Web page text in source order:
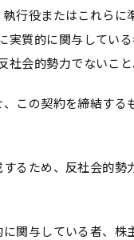
行役またはこれらに
実質的に関与してい
会的勢力でないこと
この契約を締結する
るため、反社会的勢
関与している者、株